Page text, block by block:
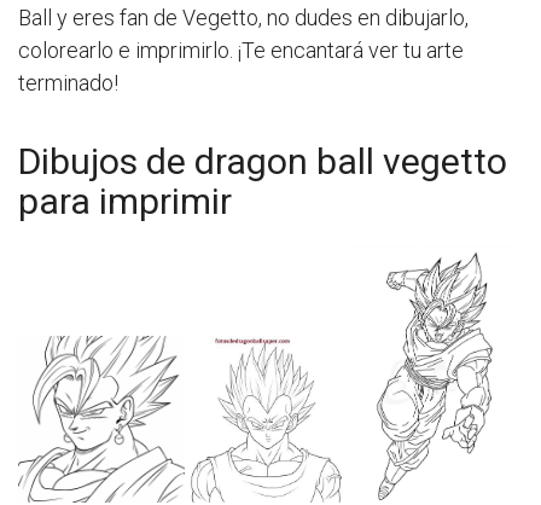
Ball y eres fan de Vegetto, no dudes en dibujarlo,
colorearlo e imprimirlo. ¡Te encantará ver tu arte
terminado!
Dibujos de dragon ball vegetto
para imprimir